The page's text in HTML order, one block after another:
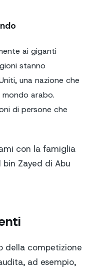
ai giganti
stanno
una nazione che
mondo arabo.
di persone che
con la famiglia
Zayed di Abu
della competizione
ad esempio,